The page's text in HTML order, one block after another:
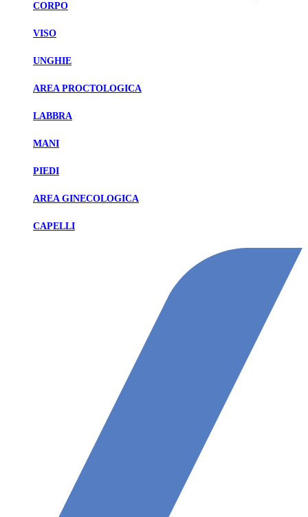
CORPO
VISO
UNGHIE
AREA PROCTOLOGICA
LABBRA
MANI
PIEDI
AREA GINECOLOGICA
CAPELLI